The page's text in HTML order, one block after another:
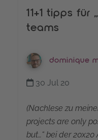
11+1 tipps für
teams
dominique
30 Jul 20
(Nachlese zu
projects are only
but…“ bei der 20x20